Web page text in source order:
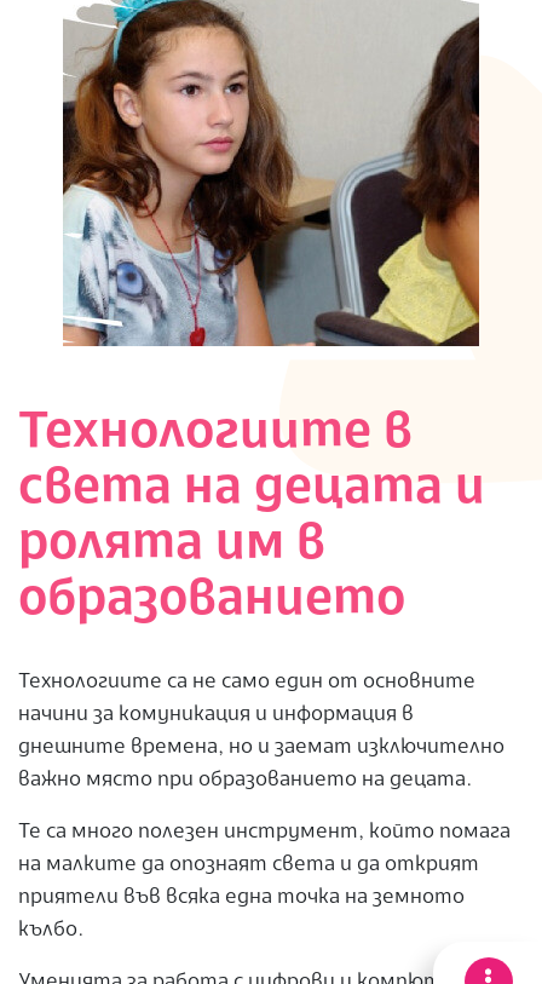
Технологиите в
света на децата и
ролята им в
образованието
Технологиите са не само един от основните
начини за комуникация и информация в
днешните времена, но и заемат изключително
важно място при образованието на децата.
Те са много полезен инструмент, който помага
на малките да опознаят света и да открият
приятели във всяка една точка на земното
кълбо.